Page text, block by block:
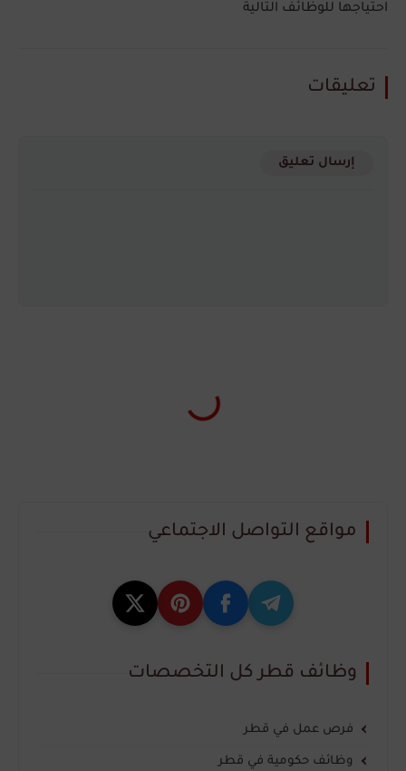
احتياجها للوظائف التالية
تعليقات
إرسال تعليق
مواقع التواصل الاجتماعي
وظائف قطر كل التخصصات
فرص عمل في قطر
وظائف حكومية في قطر